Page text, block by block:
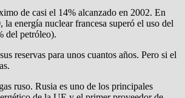
de casi el 14% alcanzado en 2002. En
energía nuclear francesa superó el uso del
del petróleo).
reservas para unos cuantos años. Pero si el
ruso. Rusia es uno de los principales